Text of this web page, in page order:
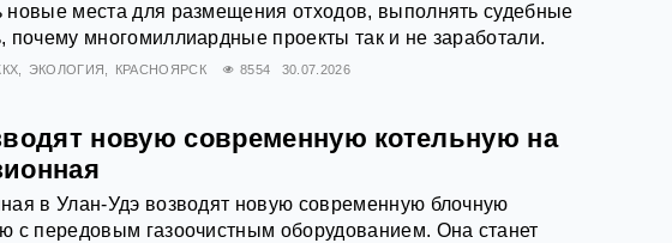
новые места для размещения отходов, выполнять судебные
почему многомиллиардные проекты так и не заработали.
ЭКОЛОГИЯ КРАСНОЯРСК 8554 30.07.2026
новую современную котельную на
в Улан-Удэ возводят новую современную блочную
с передовым газоочистным оборудованием. Она станет